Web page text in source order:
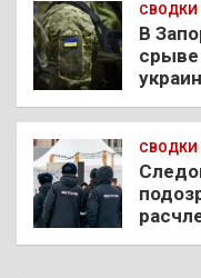
СВОДКИ
В
срыве
СВОДКИ